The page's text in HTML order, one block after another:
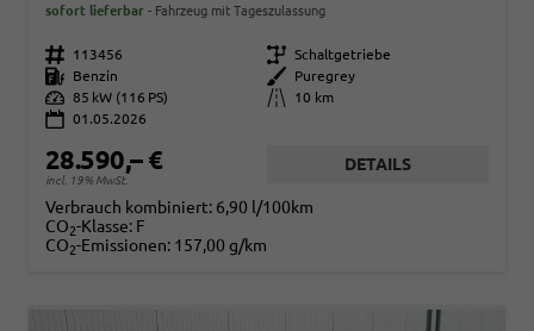
sofort lieferbar Fahrzeug mit Tageszulassung
Fahrzeugnr. 113456 Getriebe Schaltgetriebe
Kraftstoff
Benzin Außenfarbe
Puregrey
Leistung 85 kW (116 PS) Kilometerstand
10 km
01.05.2026
28.590,– €
incl. 19% MwSt.
DETAILS
Verbrauch kombiniert: 6,90 l/100km
CO2-Klasse: F
CO2-Emissionen: 157,00 g/km